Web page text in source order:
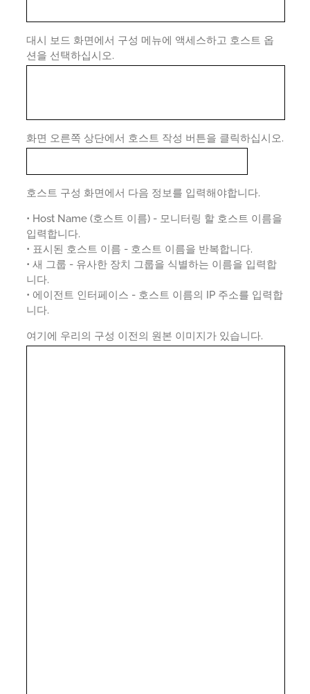
대시 보드 화면에서 구성 메뉴에 액세스하고 호스트 옵
션을 선택하십시오.
화면 오른쪽 상단에서 호스트 작성 버튼을 클릭하십시오.
호스트 구성 화면에서 다음 정보를 입력해야합니다.
• Host Name (호스트 이름) - 모니터링 할 호스트 이름을
입력합니다.
• 표시된 호스트 이름 - 호스트 이름을 반복합니다.
• 새 그룹 - 유사한 장치 그룹을 식별하는 이름을 입력합
니다.
• 에이전트 인터페이스 - 호스트 이름의 IP 주소를 입력합
니다.
여기에 우리의 구성 이전의 원본 이미지가 있습니다.